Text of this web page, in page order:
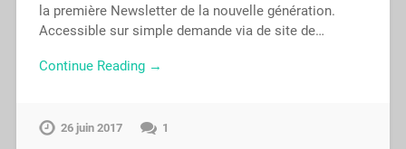
la première Newsletter de la nouvelle génération.
Accessible sur simple demande via de site de…
Continue Reading →
26 juin 2017 1